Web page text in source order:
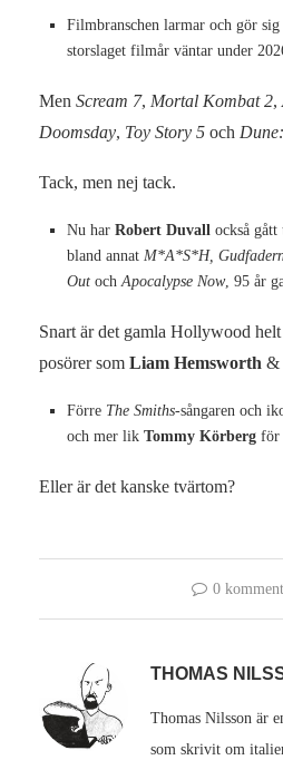
Filmbranschen larmar och gör
storslaget filmår väntar under
Men Scream 7, Mortal Kombat 2,
Doomsday, Toy Story 5 och
Tack, men nej tack.
Nu har Robert Duvall också
bland annat M*A*S*H,
Out ochApocalypse Now, 95 år
Snart är det gamla Hollywood
posörer som Liam Hemsworth &
Förre The Smiths-sångaren och
och mer lik Tommy Körberg för
Eller är det kanske tvärtom?
0
THOMAS
Thomas Nilsson är
som skrivit om